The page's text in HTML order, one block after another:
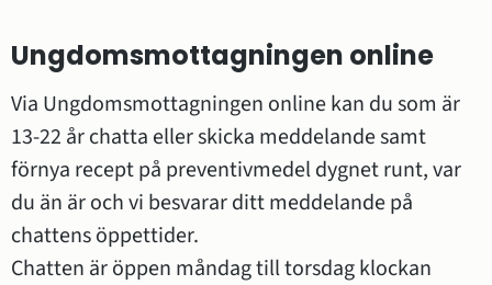
Ungdomsmottagningen online
Via Ungdomsmottagningen online kan du som är
13-22 år chatta eller skicka meddelande samt
förnya recept på preventivmedel dygnet runt, var
du än är och vi besvarar ditt meddelande på
chattens öppettider.
Chatten är öppen måndag till torsdag klockan